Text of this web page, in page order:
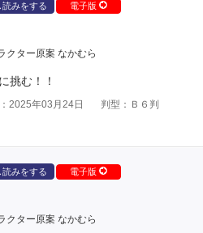
読みをする 電子版
クター原案 なかむら
挑む！！
2025年03月24日 判型：Ｂ６判
読みをする 電子版
クター原案 なかむら